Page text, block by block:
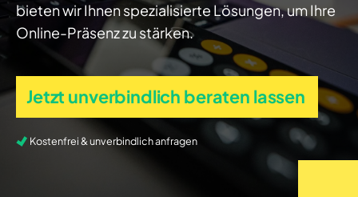
bieten wir Ihnen spezialisierte Lösungen, um Ihre
Online-Präsenz zu stärken.
Jetzt unverbindlich beraten lassen
Kostenfrei & unverbindlich anfragen